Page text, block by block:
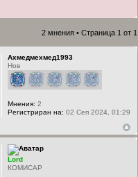
2 мнения • Страница 1 от 1
Ахмедмехмед1993
Нов
Мнения: 2
Регистриран на: 02 Сеп 2024, 01:29
Lord
КОМИСАР